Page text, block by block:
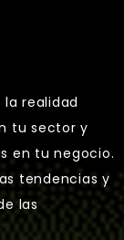
realidad
tu sector y
en tu negocio.
tendencias y
las